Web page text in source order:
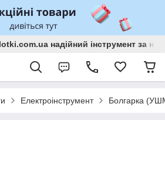
надійний інструмент за
Електроінструмент Болгарка